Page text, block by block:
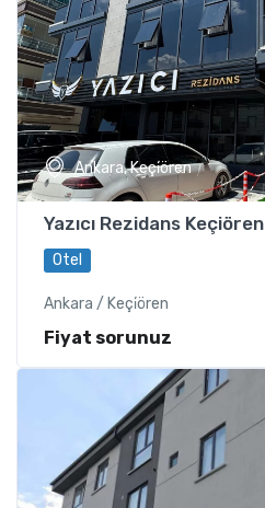
Ankara, Keçi̇ören
Yazıcı Rezidans Keçiören
Otel
Ankara / Keçi̇ören
Fiyat sorunuz